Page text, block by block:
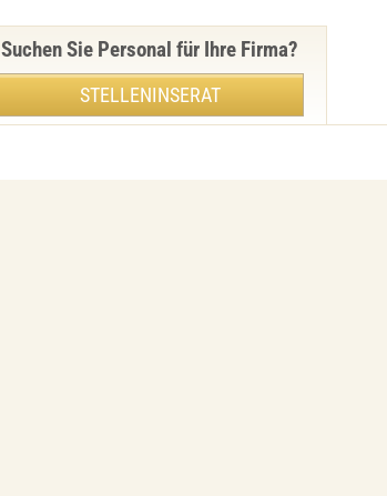
Suchen Sie Personal für Ihre Firma?
STELLENINSERAT